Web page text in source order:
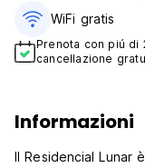
WiFi gratis
Prenota con piú di
cancellazione
Informazioni
Il Residencial Lunar